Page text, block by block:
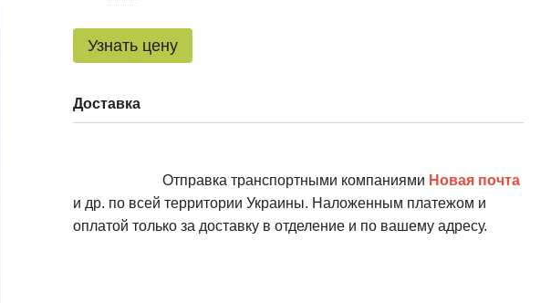
Узнать цену
Доставка
Отправка транспортными компаниями Новая почта
и др. по всей территории Украины. Наложенным платежом и
оплатой только за доставку в отделение и по вашему адресу.